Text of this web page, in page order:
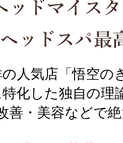
人気店「悟空の
化した独自の理
善・美容などで